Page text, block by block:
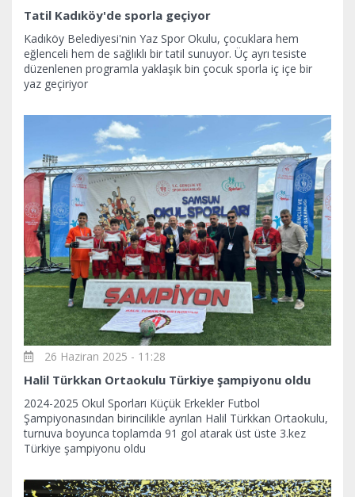
Tatil Kadıköy'de sporla geçiyor
Kadıköy Belediyesi'nin Yaz Spor Okulu, çocuklara hem
eğlenceli hem de sağlıklı bir tatil sunuyor. Üç ayrı tesiste
düzenlenen programla yaklaşık bin çocuk sporla iç içe bir
yaz geçiriyor
26 Haziran 2025 - 11:28
Halil Türkkan Ortaokulu Türkiye şampiyonu oldu
2024-2025 Okul Sporları Küçük Erkekler Futbol
Şampiyonasından birincilikle ayrılan Halil Türkkan Ortaokulu,
turnuva boyunca toplamda 91 gol atarak üst üste 3.kez
Türkiye şampiyonu oldu